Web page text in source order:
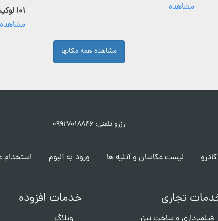
مشاهده
۱۰۱ لوکیشن روتوش فعال
مشاهده
مشاهده همه مکانها
رزرو تلفنی: ۰۹۹۲۷۰۱۸۸۴۶
کادرو لیست عکاسان و آتلیه ها ورود به آلبوم
تجاری خدمات افزوده